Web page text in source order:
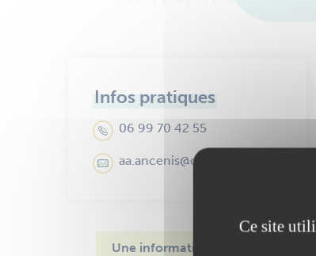
Infos pratiques
06 99 70 42 55
aa.ancenis@orange.fr
Une information manque
Ce site